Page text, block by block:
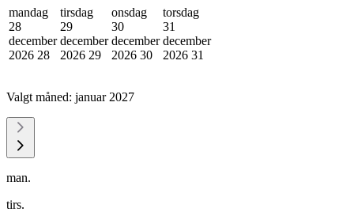
mandag
28
december
2026 28
tirsdag
29
december
2026 29
onsdag
30
december
2026 30
torsdag
31
december
2026 31
Valgt måned: januar 2027
man.
tirs.